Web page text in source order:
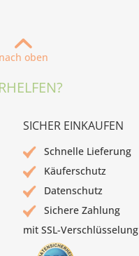
nach oben
SICHER EINKAUFEN
Schnelle Lieferung
Käuferschutz
Datenschutz
Sichere Zahlung
mit SSL-Verschlüsselung